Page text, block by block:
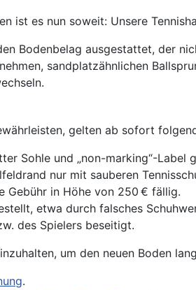
ist es nun soweit: Unsere
Bodenbelag ausgestattet, der
sandplatzähnlichen
gelten ab sofort
Sohle und „non-marking“-Label
nur mit sauberen
Gebühr in Höhe von 250 € fällig.
etwa durch falsches
des Spielers beseitigt.
um den neuen Boden
.